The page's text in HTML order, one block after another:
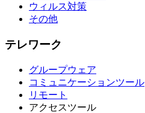
ウィルス対策
その他
テレワーク
グループウェア
コミュニケーションツール
リモート
アクセスツール